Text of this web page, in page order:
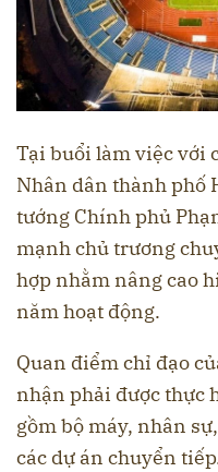
Tại buổi làm việc với
Nhân dân thành phố
tướng Chính phủ
mạnh chủ trương
hợp nhằm nâng cao
năm hoạt động.
Quan điểm chỉ đạo
nhận phải được thực
gồm bộ máy, nhân
các dự án chuyển